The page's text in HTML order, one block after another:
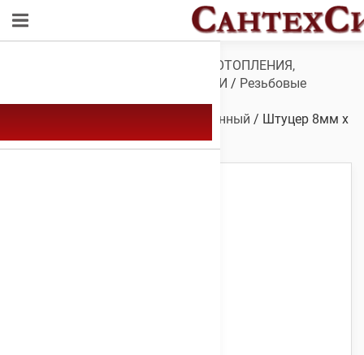
ТРУБЫ И ФИТИНГИ ДЛЯ ОТОПЛЕНИЯ,
ВОДОСНАБЖЕНИЯ, КАНАЛИЗАЦИИ / Резьбовые
фитинги/Фитинги резьбовые
Штуцер латунный / Штуцер 8мм х
1/2″в